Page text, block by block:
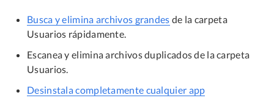
Busca y elimina archivos grandes de la carpeta
Usuarios rápidamente.
Escanea y elimina archivos duplicados de la carpeta
Usuarios.
Desinstala completamente cualquier app